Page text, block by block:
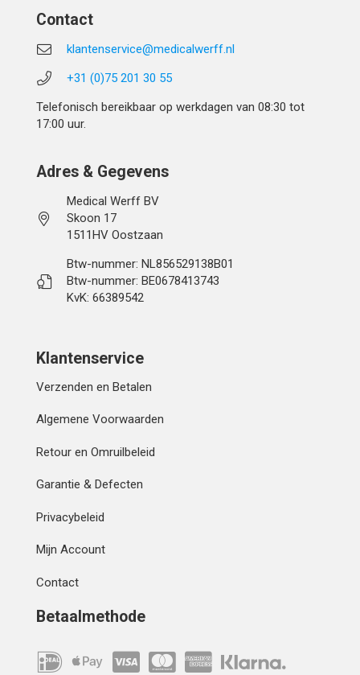
Contact
klantenservice@medicalwerff.nl
+31 (0)75 201 30 55
Telefonisch bereikbaar op werkdagen van 08:30 tot
17:00 uur.
Adres & Gegevens
Medical Werff BV
Skoon 17
1511HV Oostzaan
Btw-nummer: NL856529138B01
Btw-nummer: BE0678413743
KvK: 66389542
Klantenservice
Verzenden en Betalen
Algemene Voorwaarden
Retour en Omruilbeleid
Garantie & Defecten
Privacybeleid
Mijn Account
Contact
Betaalmethode